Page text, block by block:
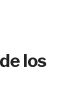
los